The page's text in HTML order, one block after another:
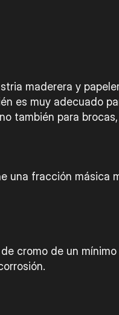
maderera y
es muy adecuado
también para
una fracción másica
cromo de un